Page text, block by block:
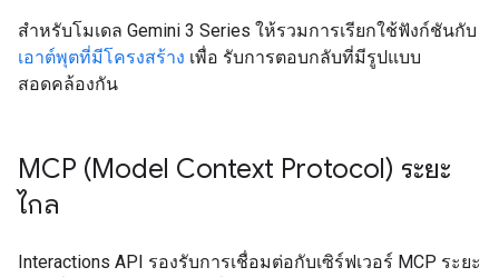
สำหรับโมเดล Gemini 3 Series ให้รวมการเรียกใช้ฟังก์ชันกับ
เอาต์พุตที่มีโครงสร้าง เพื่อ รับการตอบกลับที่มีรูปแบบ
สอดคล้องกัน
MCP (Model Context Protocol) ระยะ
ไกล
Interactions API รองรับการเชื่อมต่อกับเซิร์ฟเวอร์ MCP ระยะ